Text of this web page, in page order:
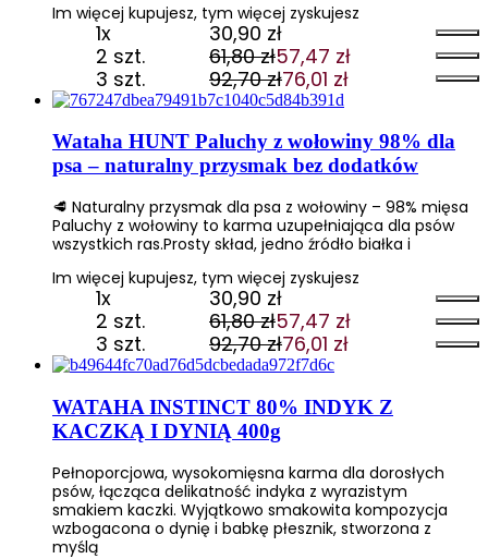
Im więcej kupujesz, tym więcej zyskujesz
1x 30,90 zł
2 szt.
61,80zł
Pierwotna
cena
wynosiła:
61,80 zł.
57,47 zł
Aktualna
cena
wynosi:
57,47 zł.
3 szt. 92,70zł
Pierwotna
cena
wynosiła:
92,70 zł.
76,01 zł
Aktualna
cena
wynosi:
76,01 zł.
Wataha HUNT Paluchy z wołowiny 98% dla
psa – naturalny przysmak bez dodatków
🥩 Naturalny przysmak dla psa z wołowiny – 98% mięsa
Paluchy z wołowiny to karma uzupełniająca dla psów
wszystkich ras.Prosty skład, jedno źródło białka i
Im więcej kupujesz, tym więcej zyskujesz
1x 30,90 zł
2 szt.
61,80zł
Pierwotna
cena
wynosiła:
61,80 zł.
57,47 zł
Aktualna
cena
wynosi:
57,47 zł.
3 szt. 92,70zł
Pierwotna
cena
wynosiła:
92,70 zł.
76,01 zł
Aktualna
cena
wynosi:
76,01 zł.
WATAHA INSTINCT 80% INDYK Z
KACZKĄ I DYNIĄ 400g
Pełnoporcjowa, wysokomięsna karma dla dorosłych
psów, łącząca delikatność indyka z wyrazistym
smakiem kaczki. Wyjątkowo smakowita kompozycja
wzbogacona o dynię i babkę płesznik, stworzona z
myślą